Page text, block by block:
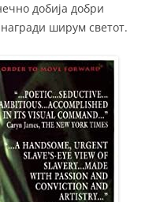
добија добри
ширум светот.